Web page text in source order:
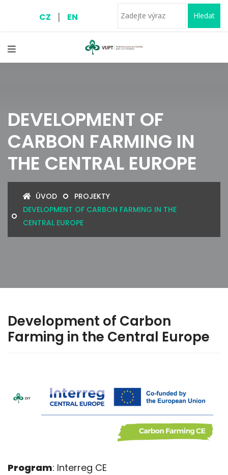
CZ | EN Hledat
DEVELOPMENT OF
CARBON FARMING IN
THE CENTRAL EUROPE
ÚVOD
PROJEKTY
DEVELOPMENT OF CARBON FARMING IN THE
CENTRAL EUROPE
Development of Carbon
Farming in the Central Europe
Program: Interreg CE